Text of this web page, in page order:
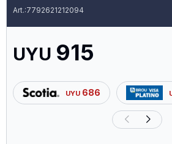
7792621212094
UYU 915
UYU 686